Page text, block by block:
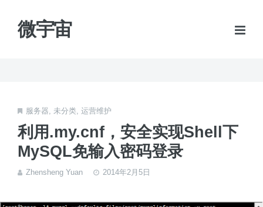
微宇宙
服务器, 未分类, 运营维护
利用.my.cnf，安全实现Shell下
MySQL免输入密码登录
Zhensheng Yuan 2014年2月5日